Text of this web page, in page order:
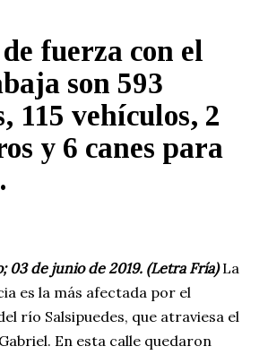
fuerza con el
son 593
115 vehículos, 2
y 6 canes para
03 de junio de 2019. (Letra Fría)La
es la más afectada por el
río Salsipuedes, que atraviesa el
En esta calle quedaron